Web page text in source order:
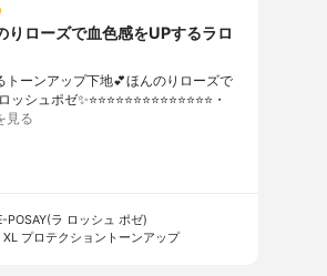
ローズで血色感をUPするラロ
トーンアップ下地💕ほんのりローズで
ュポゼ✨⭐️⭐️⭐️⭐️⭐️⭐️⭐️⭐️⭐️⭐️⭐️⭐️⭐️⭐️・
見る
POSAY(ラ ロッシュ ポゼ)
XL プロテクショントーンアップ